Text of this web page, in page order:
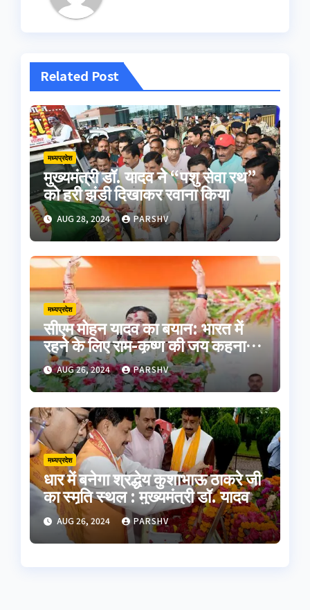
Related Post
मध्यप्रदेश
मुख्यमंत्री डॉ. यादव ने “पशु सेवा रथ”
को हरी झंडी दिखाकर रवाना किया
AUG 28, 2024 PARSHV
मध्यप्रदेश
सीएम मोहन यादव का बयान: भारत में
रहने के लिए राम-कृष्ण की जय कहना
होगाAUG 26, 2024 PARSHV
मध्यप्रदेश
धार में बनेगा श्रद्धेय कुशाभाऊ ठाकरे जी
का स्मृति स्थल : मुख्यमंत्री डॉ. यादव
AUG 26, 2024 PARSHV